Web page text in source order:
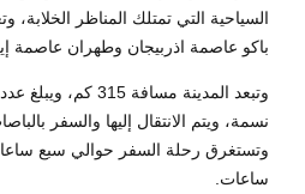
السياحية التي تمتلك المناظر الخلابة،
باكو عاصمة اذربيجان وطهران عاصمة
نسمة، ويتم الانتقال إليها والسفر
وتستغرق رحلة السفر حوالي سبع
ساعات.